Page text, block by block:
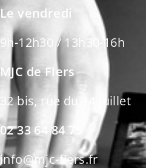
Le vendredi
9h-12h30 / 13h30-16h
MJC de Flers
32 bis, rue du 14 juillet
02 33 64 84 75
info@mjc-flers.fr